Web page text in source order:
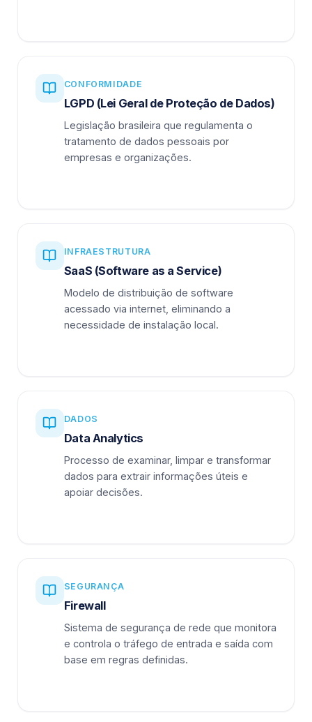
CONFORMIDADE
LGPD (Lei Geral de Proteção de Dados)
Legislação brasileira que regulamenta o
tratamento de dados pessoais por
empresas e organizações.
INFRAESTRUTURA
SaaS (Software as a Service)
Modelo de distribuição de software
acessado via internet, eliminando a
necessidade de instalação local.
DADOS
Data Analytics
Processo de examinar, limpar e transformar
dados para extrair informações úteis e
apoiar decisões.
SEGURANÇA
Firewall
Sistema de segurança de rede que monitora
e controla o tráfego de entrada e saída com
base em regras definidas.